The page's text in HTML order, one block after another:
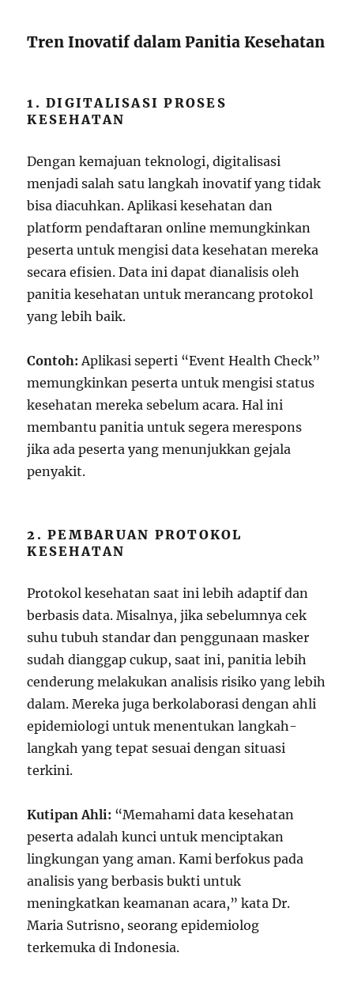
Tren Inovatif dalam Panitia Kesehatan
1. DIGITALISASI PROSES
KESEHATAN
Dengan kemajuan teknologi, digitalisasi
menjadi salah satu langkah inovatif yang tidak
bisa diacuhkan. Aplikasi kesehatan dan
platform pendaftaran online memungkinkan
peserta untuk mengisi data kesehatan mereka
secara efisien. Data ini dapat dianalisis oleh
panitia kesehatan untuk merancang protokol
yang lebih baik.
Contoh: Aplikasi seperti “Event Health Check”
memungkinkan peserta untuk mengisi status
kesehatan mereka sebelum acara. Hal ini
membantu panitia untuk segera merespons
jika ada peserta yang menunjukkan gejala
penyakit.
2. PEMBARUAN PROTOKOL
KESEHATAN
Protokol kesehatan saat ini lebih adaptif dan
berbasis data. Misalnya, jika sebelumnya cek
suhu tubuh standar dan penggunaan masker
sudah dianggap cukup, saat ini, panitia lebih
cenderung melakukan analisis risiko yang lebih
dalam. Mereka juga berkolaborasi dengan ahli
epidemiologi untuk menentukan langkah-
langkah yang tepat sesuai dengan situasi
terkini.
Kutipan Ahli: “Memahami data kesehatan
peserta adalah kunci untuk menciptakan
lingkungan yang aman. Kami berfokus pada
analisis yang berbasis bukti untuk
meningkatkan keamanan acara,” kata Dr.
Maria Sutrisno, seorang epidemiolog
terkemuka di Indonesia.